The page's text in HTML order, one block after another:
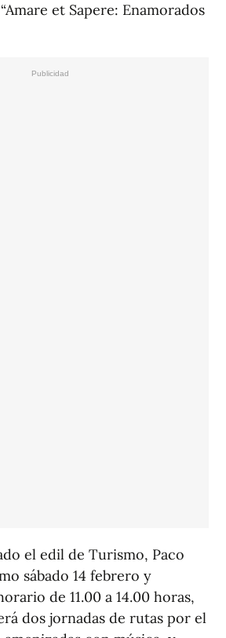
et Sapere: Enamorados
el edil de Turismo, Paco
sábado 14 febrero y
de 11.00 a 14.00 horas,
dos jornadas de rutas por el